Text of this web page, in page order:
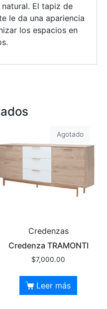
El tapiz de
le da una apariencia
los espacios en
Agotado
Credenzas
Credenza TRAMONTI
$7,000.00
Leer más